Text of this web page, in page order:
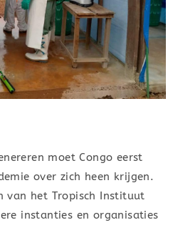
moet Congo eerst
over zich heen krijgen.
van het Tropisch Instituut
instanties en organisaties